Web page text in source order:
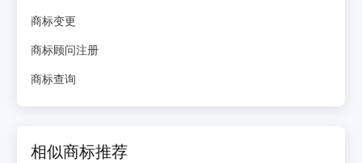
商标变更
商标顾问注册
商标查询
相似商标推荐